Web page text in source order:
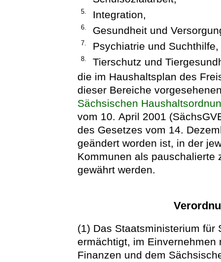
5. Integration,
6. Gesundheit und
7. Psychiatrie und Suchthilfe,
8.
Tierschutz und
die im Haushaltsplan des
dieser Bereiche
Sächsischen
vom 10. April 2001
des Gesetzes vom 14.
geändert worden ist, in der
Kommunen als pauschalierte
gewährt werden.
(1) Das Staatsministerium für
ermächtigt, im
Finanzen und dem